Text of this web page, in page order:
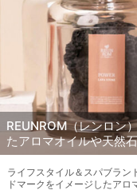
REUNROM（レンロン
たアロマオイルや天然
ライフスタイル＆スパブラン
ドマークをイメージしたア